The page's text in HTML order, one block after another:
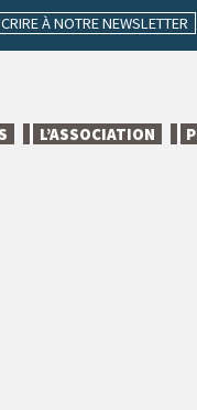
À NOTRE NEWSLETTER
L’ASSOCIATION